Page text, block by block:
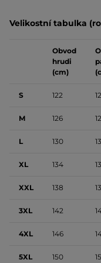
Velikostní tabulka
Obvod
hrudi
(cm)
S 122
M 126
L 130
XL 134
XXL 138
3XL 142
4XL 146
5XL 150